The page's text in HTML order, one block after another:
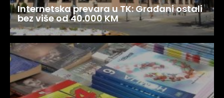
Internetska prevara u TK: Građani ostali
bez više od 40.000 KM